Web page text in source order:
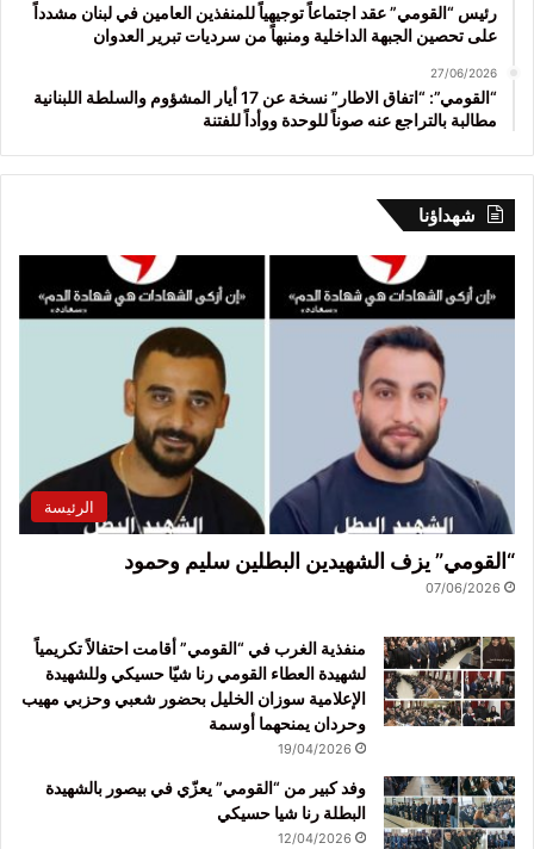
رئيس “القومي” عقد اجتماعاً توجيهياً للمنفذين العامين في لبنان مشدداً
على تحصين الجبهة الداخلية ومنبهاً من سرديات تبرير العدوان
27/06/2026
“القومي”: “اتفاق الاطار” نسخة عن 17 أيار المشؤوم والسلطة اللبنانية
مطالبة بالتراجع عنه صوناً للوحدة ووأداً للفتنة
شهداؤنا
الرئيسة
“القومي” يزف الشهيدين البطلين سليم وحمود
07/06/2026
منفذية الغرب في “القومي” أقامت احتفالاً تكريمياً
لشهيدة العطاء القومي رنا شيّا حسيكي وللشهيدة
الإعلامية سوزان الخليل بحضور شعبي وحزبي مهيب
وحردان يمنحهما أوسمة
19/04/2026
وفد كبير من “القومي” يعزّي في بيصور بالشهيدة
البطلة رنا شيا حسيكي
12/04/2026